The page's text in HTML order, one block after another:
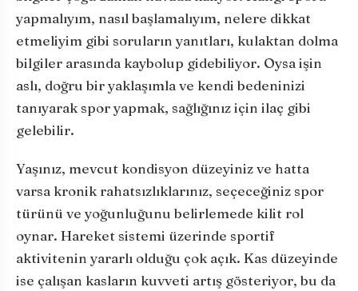
yapmalıyım, nasıl başlamalıyım, nelere dikkat
etmeliyim gibi soruların yanıtları, kulaktan dolma
bilgiler arasında kaybolup gidebiliyor. Oysa işin
aslı, doğru bir yaklaşımla ve kendi bedeninizi
tanıyarak spor yapmak, sağlığınız için ilaç gibi
gelebilir.
Yaşınız, mevcut kondisyon düzeyiniz ve hatta
varsa kronik rahatsızlıklarınız, seçeceğiniz spor
türünü ve yoğunluğunu belirlemede kilit rol
oynar. Hareket sistemi üzerinde sportif
aktivitenin yararlı olduğu çok açık. Kas düzeyinde
ise çalışan kasların kuvveti artış gösteriyor, bu da